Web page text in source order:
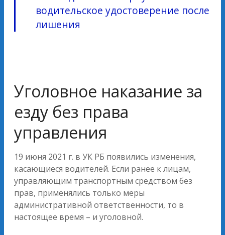
водительское удостоверение после
лишения
Уголовное наказание за
езду без права
управления
19 июня 2021 г. в УК РБ появились изменения,
касающиеся водителей. Если ранее к лицам,
управляющим транспортным средством без
прав, применялись только меры
административной ответственности, то в
настоящее время – и уголовной.